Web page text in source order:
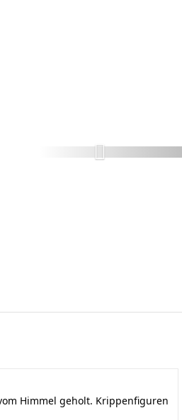
Himmel geholt. Krippenfiguren